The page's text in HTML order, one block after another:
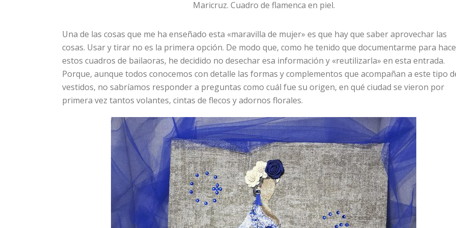
Maricruz. Cuadro de flamenca en piel.
Una de las cosas que me ha enseñado esta «maravilla de mujer» es que hay que saber aprovechar las
cosas. Usar y tirar no es la primera opción. De modo que, como he tenido que documentarme para
estos cuadros de bailaoras, he decidido no desechar esa información y «reutilizarla» en esta entrada.
Porque, aunque todos conocemos con detalle las formas y complementos que acompañan a este tipo
vestidos, no sabríamos responder a preguntas como cuál fue su origen, en qué ciudad se vieron por
primera vez tantos volantes, cintas de flecos y adornos florales.